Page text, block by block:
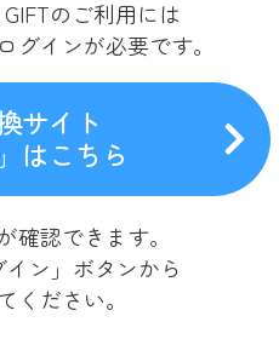
のご利用には
グインが必要です。
サイト
はこちら
確認できます。
イン」ボタンから
ください。